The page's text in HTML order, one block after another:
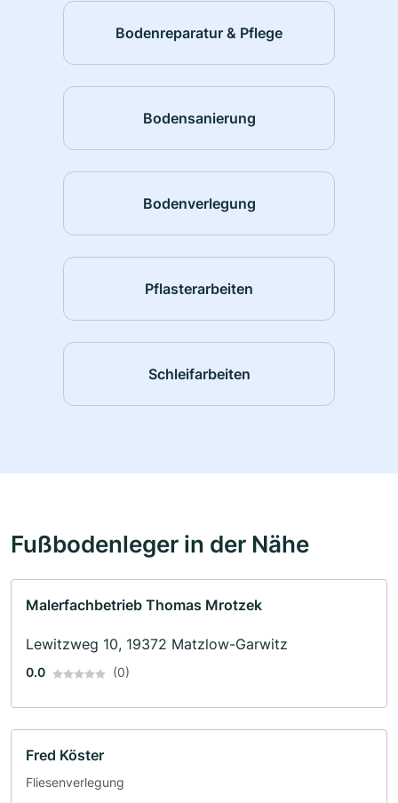
Bodenreparatur & Pflege
Bodensanierung
Bodenverlegung
Pflasterarbeiten
Schleifarbeiten
Fußbodenleger in der Nähe
Malerfachbetrieb Thomas Mrotzek
Lewitzweg 10, 19372 Matzlow-Garwitz
0.0 (0)
Fred Köster
Fliesenverlegung